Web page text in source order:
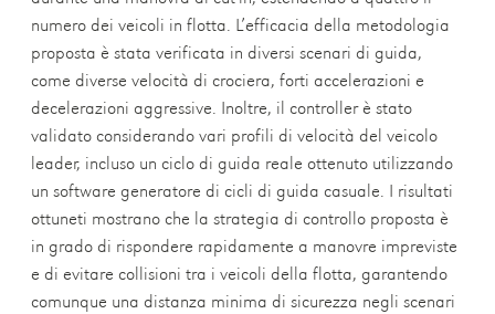
numero dei veicoli in flotta. L’efficacia della metodologia
proposta è stata verificata in diversi scenari di guida,
come diverse velocità di crociera, forti accelerazioni e
decelerazioni aggressive. Inoltre, il controller è stato
validato considerando vari profili di velocità del veicolo
leader, incluso un ciclo di guida reale ottenuto utilizzando
un software generatore di cicli di guida casuale. I risultati
ottuneti mostrano che la strategia di controllo proposta è
in grado di rispondere rapidamente a manovre impreviste
e di evitare collisioni tra i veicoli della flotta, garantendo
comunque una distanza minima di sicurezza negli scenari